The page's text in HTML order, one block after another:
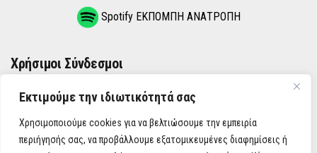
Εκτιμούμε την ιδιωτικότητά σας
Χρησιμοποιούμε cookies για να βελτιώσουμε την εμπειρία
περιήγησής σας, να προβάλλουμε εξατομικευμένες διαφημίσεις ή
Spotify ΕΚΠΟΜΠΗ ΑΝΑΤΡΟΠΗ
Χρήσιμοι Σύνδεσμοι
ΌΡΟΙ ΧΡΉΣΗΣ
ΠΟΛΙΤΙΚΉ ΑΠΟΡΡΉΤΟΥ